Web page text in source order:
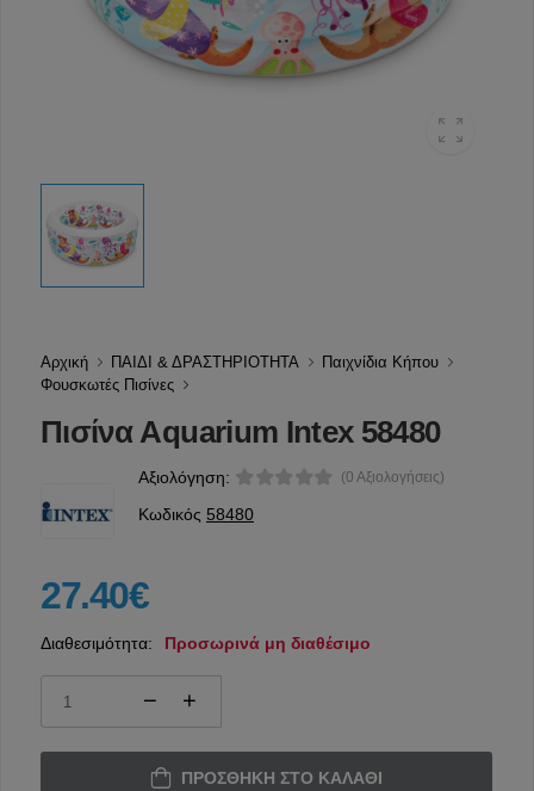
Αρχική ΠΑΙΔΙ & ΔΡΑΣΤΗΡΙΟΤΗΤΑ
Παιχνίδια Κήπου
Φουσκωτές Πισίνες
Πισίνα Aquarium Intex 58480
Αξιολόγηση: (0 Αξιολογήσεις)
Κωδικός 58480
27.40€
Διαθεσιμότητα: Προσωρινά μη διαθέσιμο
ΠΡΟΣΘΉΚΗ ΣΤΟ ΚΑΛΆΘΙ